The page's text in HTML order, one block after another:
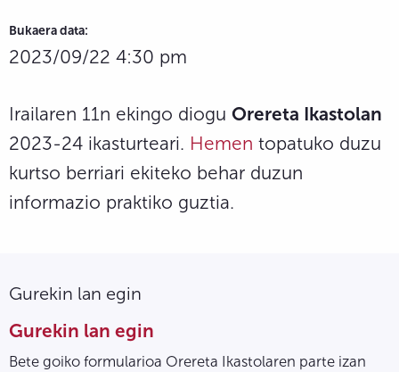
Bukaera data:
2023/09/22 4:30 pm
Irailaren 11n ekingo diogu Orereta Ikastolan
2023-24 ikasturteari. Hemen topatuko duzu
kurtso berriari ekiteko behar duzun
informazio praktiko guztia.
Gurekin lan egin
Gurekin lan egin
Bete goiko formularioa Orereta Ikastolaren parte izan